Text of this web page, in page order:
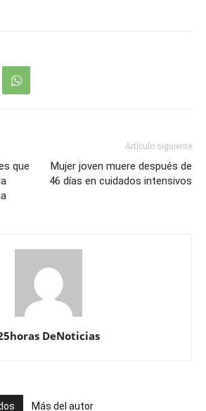
que
Artículo siguiente
Mujer joven muere después de
46 días en cuidados intensivos
DeNoticias
Más del autor